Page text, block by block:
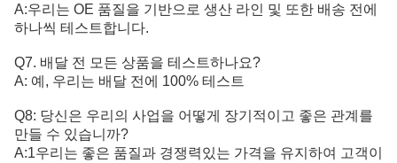
A:우리는 OE 품질을 기반으로 생산 라인 및 또한 배송 전에
하나씩 테스트합니다.
Q7. 배달 전 모든 상품을 테스트하나요?
A: 예, 우리는 배달 전에 100% 테스트
Q8: 당신은 우리의 사업을 어떻게 장기적이고 좋은 관계를
만들 수 있습니까?
A:1우리는 좋은 품질과 경쟁력있는 가격을 유지하여 고객이